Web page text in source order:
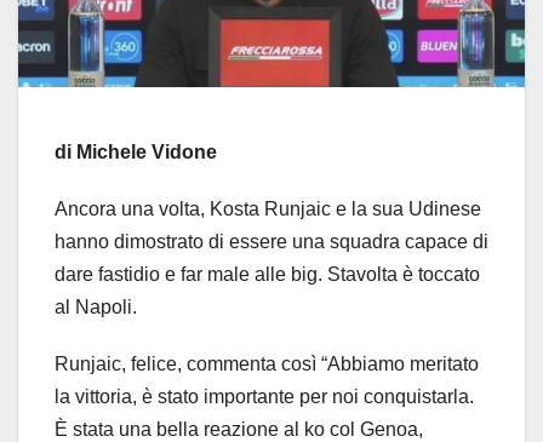
di Michele Vidone
Ancora una volta, Kosta Runjaic e la sua Udinese
hanno dimostrato di essere una squadra capace di
dare fastidio e far male alle big. Stavolta è toccato
al Napoli.
Runjaic, felice, commenta così “Abbiamo meritato
la vittoria, è stato importante per noi conquistarla.
È stata una bella reazione al ko col Genoa,